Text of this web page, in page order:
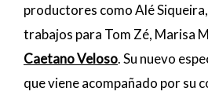
productores como Alé
trabajos para Tom Zé, Marisa
Caetano Veloso. Su nuevo
que viene acompañado por su